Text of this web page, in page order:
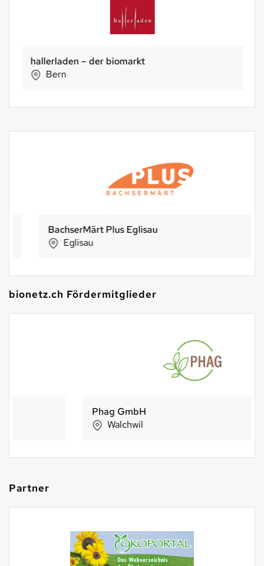
hallerladen – der biomarkt
Bern
BachserMärt Plus Eglisau
Eglisau
bionetz.ch Fördermitglieder
Partner